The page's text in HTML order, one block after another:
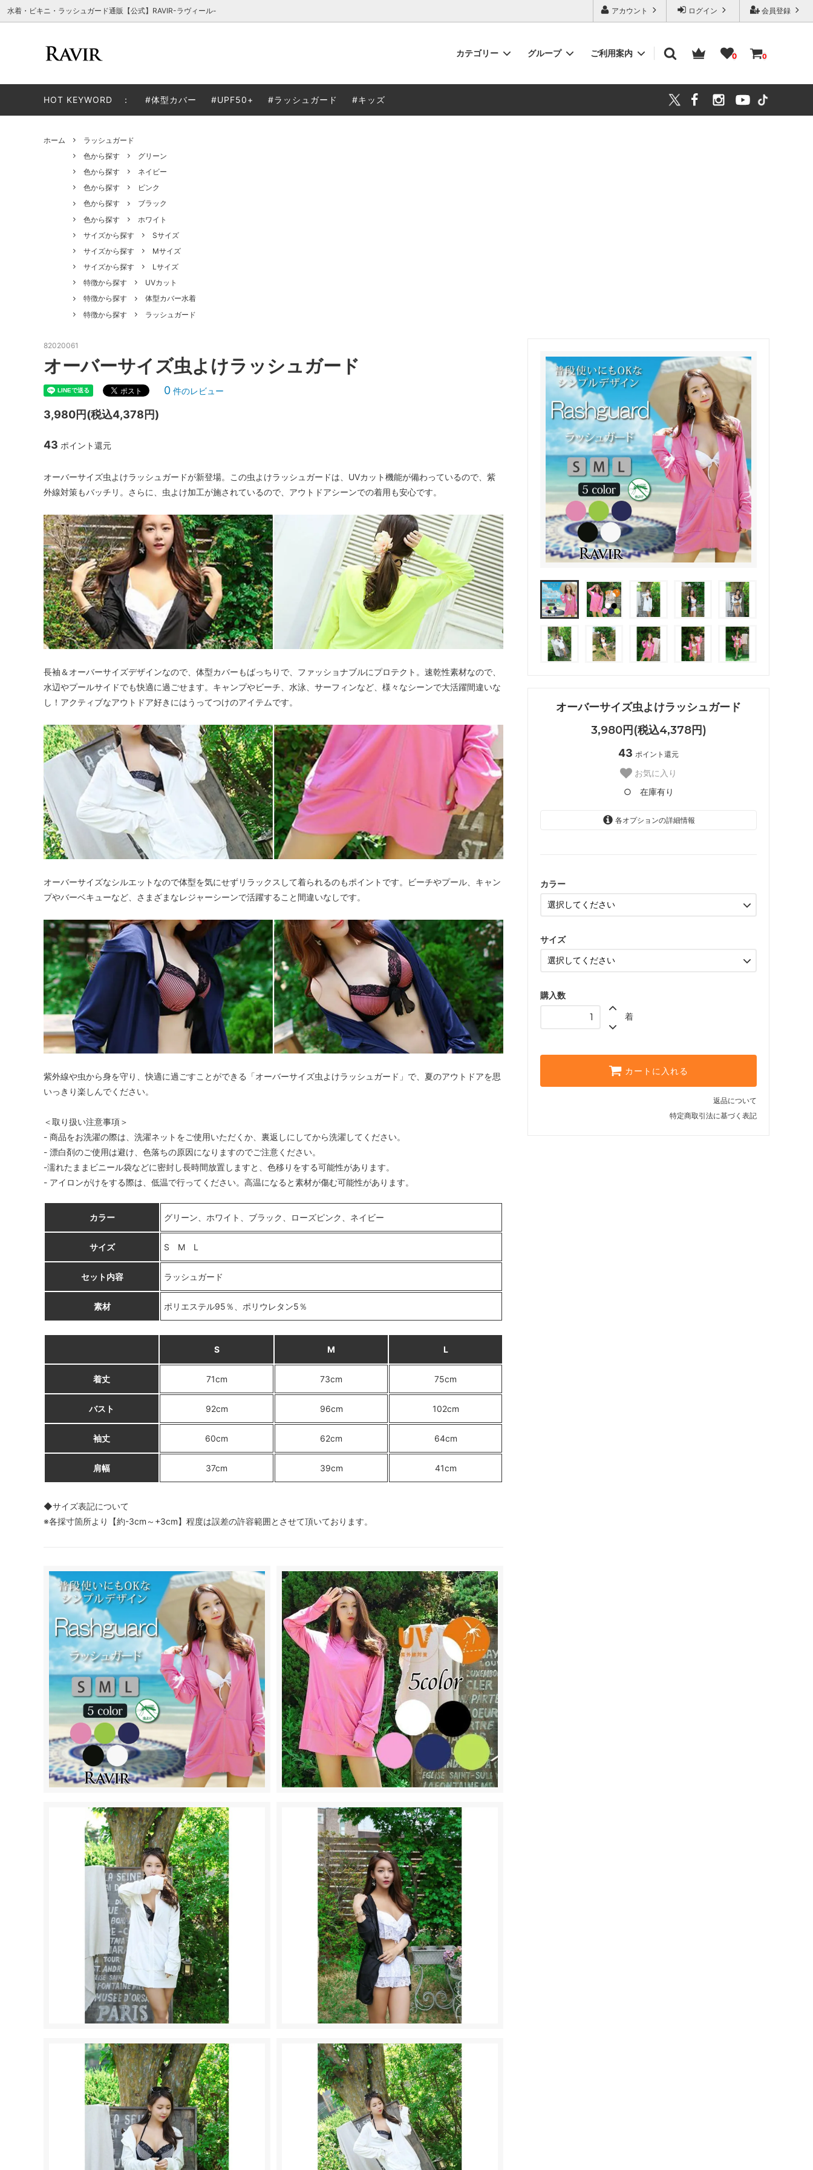
会員登録
ログイン
アカウント
水着・ビキニ・ラッシュガード通販【公式】RAVIR-ラヴィール-
0
0
カテゴリー
モノキニ タンキニ フィットネス キッズ・スクール
カバーアップウェア
グループ
大きいサイズ(LL～)
子供用サイズ(110～)
ご利用案内
HOT KEYWORD ： #体型カバー #UPF50+ #ラッシュガード #キッズ
ホーム
ラッシュガード
色から探す
グリーン
色から探す
ネイビー
色から探す
ピンク
色から探す
ブラック
色から探す
ホワイト
サイズから探す
Sサイズ
サイズから探す
Mサイズ
サイズから探す
Lサイズ
特徴から探す
UVカット
特徴から探す
体型カバー水着
特徴から探す
ラッシュガード
オーバーサイズ虫よけラッシュガード
3,980円(税込4,378円)
43 ポイント還元
お気に入り
○ 在庫有り
各オプションの詳細情報
ホワイト〈color__S-10__〉
SOLD OUT
× 売り切れ中
ブラック〈color__S-15__〉
カラー
サイズ
購入数
着
カートに入れる
返品について
特定商取引法に基づく表記
82020061
オーバーサイズ虫よけラッシュガード
0 件のレビュー
3,980円(税込4,378円)
43 ポイント還元
オーバーサイズ虫よけラッシュガードが新登場。この虫よけラッシュガードは、UVカット機能が備わっているので、紫
外線対策もバッチリ。さらに、虫よけ加工が施されているので、アウトドアシーンでの着用も安心です。
長袖＆オーバーサイズデザインなので、体型カバーもばっちりで、ファッショナブルにプロテクト。速乾性素材なので、
水辺やプールサイドでも快適に過ごせます。キャンプやビーチ、水泳、サーフィンなど、様々なシーンで大活躍間違いな
し！アクティブなアウトドア好きにはうってつけのアイテムです。
オーバーサイズなシルエットなので体型を気にせずリラックスして着られるのもポイントです。ビーチやプール、キャン
プやバーベキューなど、さまざまなレジャーシーンで活躍すること間違いなしです。
紫外線や虫から身を守り、快適に過ごすことができる「オーバーサイズ虫よけラッシュガード」で、夏のアウトドアを思
いっきり楽しんでください。
＜取り扱い注意事項＞
- 商品をお洗濯の際は、洗濯ネットをご使用いただくか、裏返しにしてから洗濯してください。
- 漂白剤のご使用は避け、色落ちの原因になりますのでご注意ください。
-濡れたままビニール袋などに密封し長時間放置しますと、色移りをする可能性があります。
- アイロンがけをする際は、低温で行ってください。高温になると素材が傷む可能性があります。
カラー グリーン、ホワイト、ブラック、ローズピンク、ネイビー
サイズ S M L
セット内容 ラッシュガード
素材 ポリエステル95％、ポリウレタン5％
S M L
着丈 71cm 73cm 75cm
バスト 92cm 96cm 102cm
袖丈 60cm 62cm 64cm
肩幅 37cm 39cm 41cm
◆サイズ表記について
※各採寸箇所より【約-3cm～+3cm】程度は誤差の許容範囲とさせて頂いております。